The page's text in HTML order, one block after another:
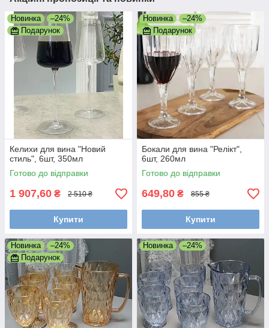
Новинка
–24%
Подарунок
Келихи для вина "Новий
стиль", 6шт, 350мл
Готово до відправки
1 907,60 ₴ 2 510 ₴
Купити
Новинка
–24%
Подарунок
Бокали для вина "Релікт",
6шт, 260мл
Готово до відправки
649,80 ₴ 855 ₴
Купити
Новинка
–24%
Подарунок
Новинка –24%